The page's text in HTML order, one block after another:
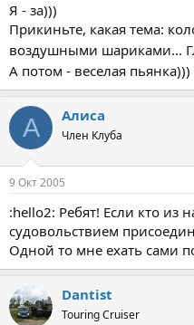
Я - за)))
Прикиньте, какая тема:
воздушными шариками...
А потом - веселая
А Алиса
Член Клуба
9 Окт 2005
:hello2: Ребят! Если кто из
судовольствием
Одной то мне ехать сами
Dantist
Touring Cruiser